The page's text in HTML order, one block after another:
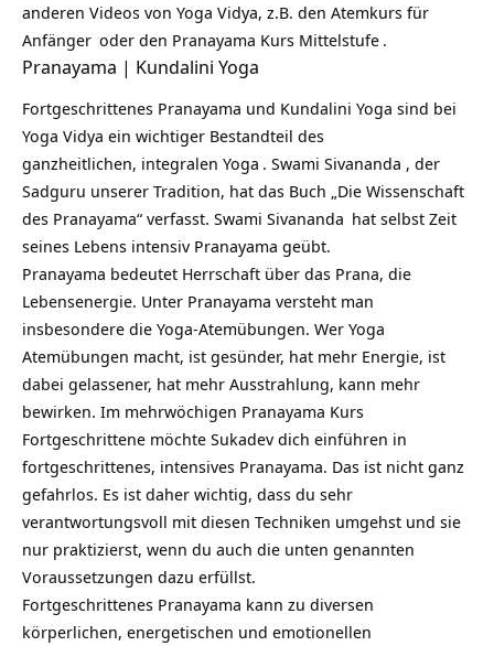
anderen Videos von Yoga Vidya, z.B. den Atemkurs für
Anfänger oder den Pranayama Kurs Mittelstufe .
Pranayama | Kundalini Yoga
Fortgeschrittenes Pranayama und Kundalini Yoga sind bei
Yoga Vidya ein wichtiger Bestandteil des
ganzheitlichen, integralen Yoga . Swami Sivananda , der
Sadguru unserer Tradition, hat das Buch „Die Wissenschaft
des Pranayama“ verfasst. Swami Sivananda hat selbst Zeit
seines Lebens intensiv Pranayama geübt.
Pranayama bedeutet Herrschaft über das Prana, die
Lebensenergie. Unter Pranayama versteht man
insbesondere die Yoga-Atemübungen. Wer Yoga
Atemübungen macht, ist gesünder, hat mehr Energie, ist
dabei gelassener, hat mehr Ausstrahlung, kann mehr
bewirken. Im mehrwöchigen Pranayama Kurs
Fortgeschrittene möchte Sukadev dich einführen in
fortgeschrittenes, intensives Pranayama. Das ist nicht ganz
gefahrlos. Es ist daher wichtig, dass du sehr
verantwortungsvoll mit diesen Techniken umgehst und sie
nur praktizierst, wenn du auch die unten genannten
Voraussetzungen dazu erfüllst.
Fortgeschrittenes Pranayama kann zu diversen
körperlichen, energetischen und emotionellen